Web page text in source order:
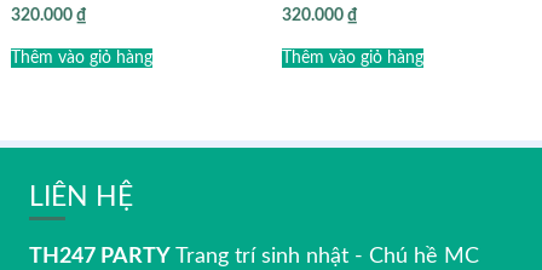
320.000 ₫
Thêm vào giỏ hàng
320.000 ₫
Thêm vào giỏ hàng
LIÊN HỆ
TH247 PARTY Trang trí sinh nhật - Chú hề MC